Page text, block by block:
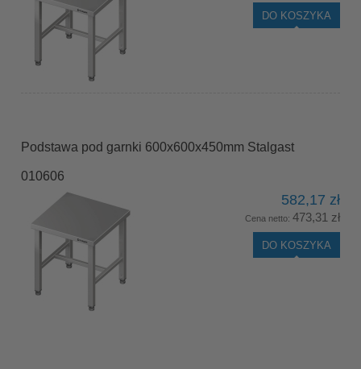
DO KOSZYKA
Podstawa pod garnki 600x600x450mm Stalgast
010606
582,17 zł
Cena netto: 473,31 zł
DO KOSZYKA